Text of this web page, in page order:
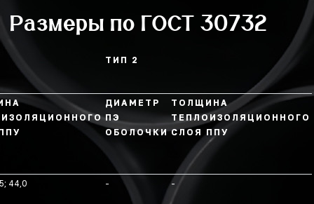
Размеры по ГОСТ 30732
ТИП 2
ДИАМЕТР
ПЭ
ОБОЛОЧКИ
ТОЛЩИНА
ТЕПЛОИЗОЛЯЦИОННОГО
СЛОЯ ППУ
44,0 - -